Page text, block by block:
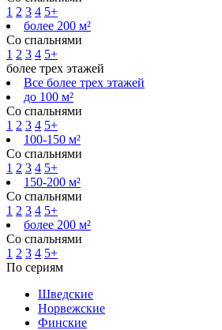
1 2 3 4 5+
более 200 м²
Со спальнями
1 2 3 4 5+
более трех этажей
Все более трех этажей
до 100 м²
Со спальнями
1 2 3 4 5+
100-150 м²
Со спальнями
1 2 3 4 5+
150-200 м²
Со спальнями
1 2 3 4 5+
более 200 м²
Со спальнями
1 2 3 4 5+
По сериям
Шведские
Норвежские
Финские